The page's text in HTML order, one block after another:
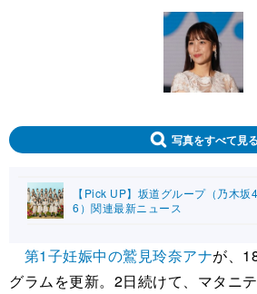
写真をすべて見る
【Pick UP】坂道グループ（乃木
6）関連最新ニュース
第1子妊娠中の鷲見玲奈アナが、
グラムを更新。2日続けて、マタニ